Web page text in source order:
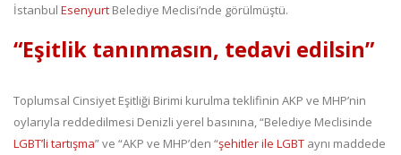
İstanbul Esenyurt Belediye Meclisi’nde görülmüştü.
“Eşitlik tanınmasın, tedavi edilsin”
Toplumsal Cinsiyet Eşitliği Birimi kurulma teklifinin AKP ve MHP’nin
oylarıyla reddedilmesi Denizli yerel basınına, “Belediye Meclisinde
LGBT’li tartışma” ve “AKP ve MHP’den “şehitler ile LGBT aynı maddede